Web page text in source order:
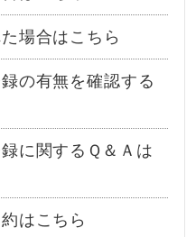
場合はこちら
の有無を確認する
に関するＱ＆Ａは
はこちら